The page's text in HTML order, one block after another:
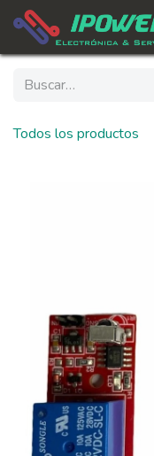
Ir al contenido
Todos los productos